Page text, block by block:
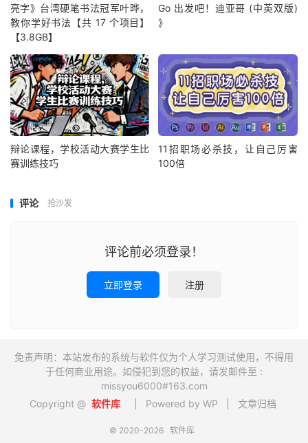
亮字》台湾硬笔书法冠军叶晔，
教你学好书法【共 17 个项目】
【3.8GB】
Go 出发吧！迪亚哥 (中英双版)
》
辩论课程，学校活动大赛学生比
赛训练技巧
11招职场必杀技，让自己厉害
100倍
评论 抢沙发
评论前必须登录！
立即登录 注册
免责声明：本站发布的系统与软件仅为个人学习测试使用，不得用
于任何商业用途。如侵犯到您的权益，请发邮件至 :
missyou6000#163.com
Copyright @ 软件库 | Powered by WP | 文章归档
© 2020-2026 软件库